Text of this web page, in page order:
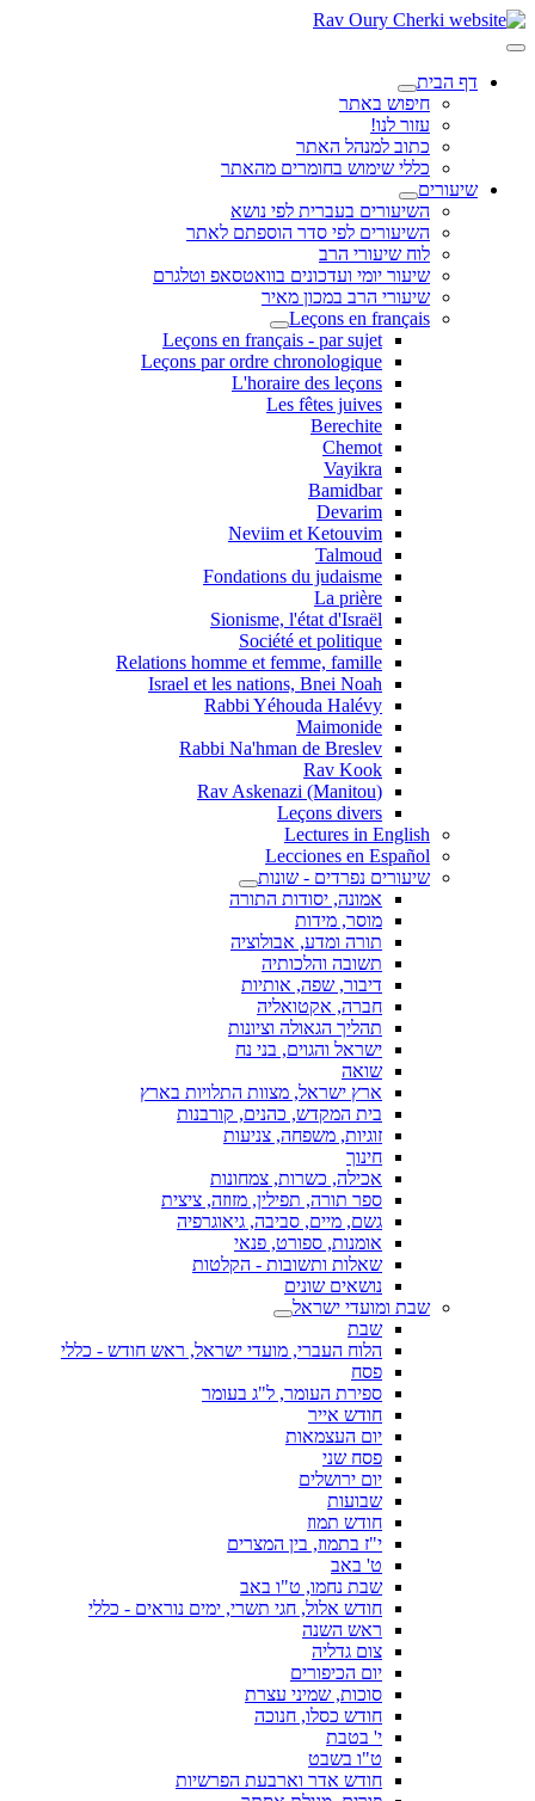
דף הבית
חיפוש באתר
עזור לנו!
כתוב למנהל האתר
כללי שימוש בחומרים מהאתר
שיעורים
השיעורים בעברית לפי נושא
השיעורים לפי סדר הוספתם לאתר
לוח שיעורי הרב
שיעור יומי ועדכונים בוואטסאפ וטלגרם
שיעורי הרב במכון מאיר
Leçons en français
Leçons en français - par sujet
Leçons par ordre chronologique
L'horaire des leçons
Les fêtes juives
Berechite
Chemot
Vayikra
Bamidbar
Devarim
Neviim et Ketouvim
Talmoud
Fondations du judaisme
La prière
Sionisme, l'état d'Israël
Société et politique
Relations homme et femme, famille
Israel et les nations, Bnei Noah
Rabbi Yéhouda Halévy
Maimonide
Rabbi Na'hman de Breslev
Rav Kook
(Rav Askenazi (Manitou
Leçons divers
Lectures in English
Lecciones en Español
שיעורים נפרדים - שונות
אמונה, יסודות התורה
מוסר, מידות
תורה ומדע, אבולוציה
תשובה והלכותיה
דיבור, שפה, אותיות
חברה, אקטואליה
תהליך הגאולה וציונות
ישראל והגוים, בני נח
שואה
ארץ ישראל, מצוות התלויות בארץ
בית המקדש, כהנים, קורבנות
זוגיות, משפחה, צניעות
חינוך
אכילה, כשרות, צמחונות
ספר תורה, תפילין, מזוזה, ציצית
גשם, מיים, סביבה, גיאוגרפיה
אומנות, ספורט, פנאי
שאלות ותשובות - הקלטות
נושאים שונים
שבת ומועדי ישראל
שבת
הלוח העברי, מועדי ישראל, ראש חודש - כללי
פסח
ספירת העומר, ל"ג בעומר
חודש אייר
יום העצמאות
פסח שני
יום ירושלים
שבועות
חודש תמוז
י"ז בתמוז, בין המצרים
ט' באב
שבת נחמו, ט"ו באב
חודש אלול, חגי תשרי, ימים נוראים - כללי
ראש השנה
צום גדליה
יום הכיפורים
סוכות, שמיני עצרת
חודש כסלו, חנוכה
י' בטבת
ט"ו בשבט
חודש אדר וארבעת הפרשיות